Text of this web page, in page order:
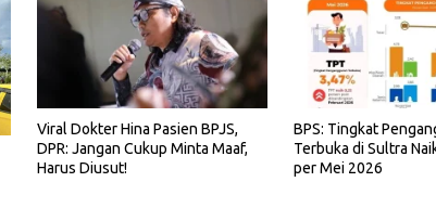
Viral Dokter Hina Pasien BPJS,
DPR: Jangan Cukup Minta Maaf,
Harus Diusut!
BPS: Tingkat
Terbuka di Sultra
per Mei 2026